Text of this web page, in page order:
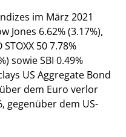
im März 2021
Jones 6.62% (3.17%),
50 7.78%
sowie SBI 0.49%
US Aggregate Bond
dem Euro verlor
gegenüber dem US-